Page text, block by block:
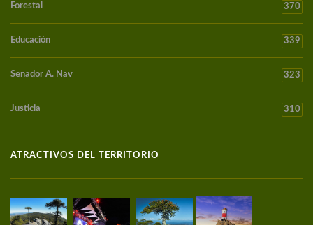
Forestal 370
Educación 339
Senador A. Nav 323
Justicia 310
ATRACTIVOS DEL TERRITORIO